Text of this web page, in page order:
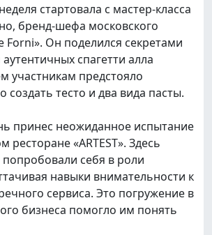
стартовала с мастер-класса
бренд-шефа московского
Forni». Он поделился секретами
спагетти алла
участникам предстояло
создать тесто и два вида пасты.
принес неожиданное испытание
ресторане «ARTEST». Здесь
себя в роли
навыки внимательности к
сервиса. Это погружение в
бизнеса помогло им понять